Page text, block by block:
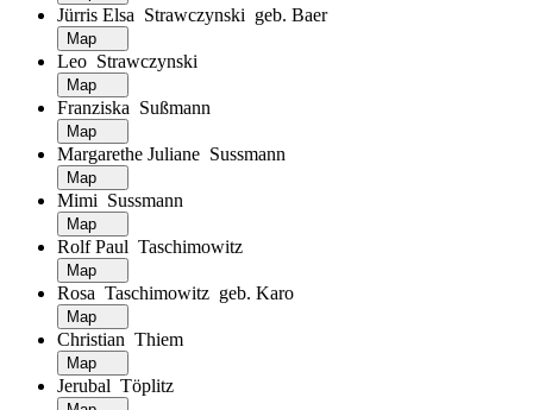
Jürris Elsa Strawczynski geb. Baer
Leo Strawczynski
Franziska Sußmann
Margarethe Juliane Sussmann
Mimi Sussmann
Rolf Paul Taschimowitz
Rosa Taschimowitz geb. Karo
Christian Thiem
Jerubal Töplitz